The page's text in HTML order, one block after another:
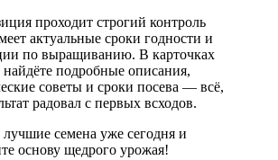
проходит строгий контроль
актуальные сроки годности и
по выращиванию. В карточках
подробные описания,
советы и сроки посева — всё,
радовал с первых всходов.
семена уже сегодня и
основу щедрого урожая!